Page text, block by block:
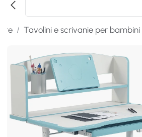
/ Tavolini e scrivanie per bambini